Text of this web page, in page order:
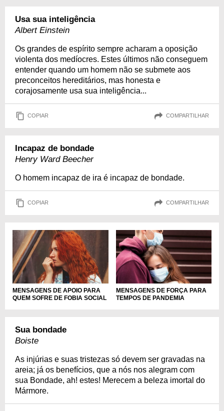
Usa sua inteligência
Albert Einstein
Os grandes de espírito sempre acharam a oposição
violenta dos medíocres. Estes últimos não conseguem
entender quando um homem não se submete aos
preconceitos hereditários, mas honesta e
corajosamente usa sua inteligência...
COPIAR COMPARTILHAR
Incapaz de bondade
Henry Ward Beecher
O homem incapaz de ira é incapaz de bondade.
COPIAR COMPARTILHAR
MENSAGENS DE APOIO PARA
QUEM SOFRE DE FOBIA SOCIAL
MENSAGENS DE FORÇA PARA
TEMPOS DE PANDEMIA
Sua bondade
Boiste
As injúrias e suas tristezas só devem ser gravadas na
areia; já os benefícios, que a nós nos alegram com
sua Bondade, ah! estes! Merecem a beleza imortal do
Mármore.